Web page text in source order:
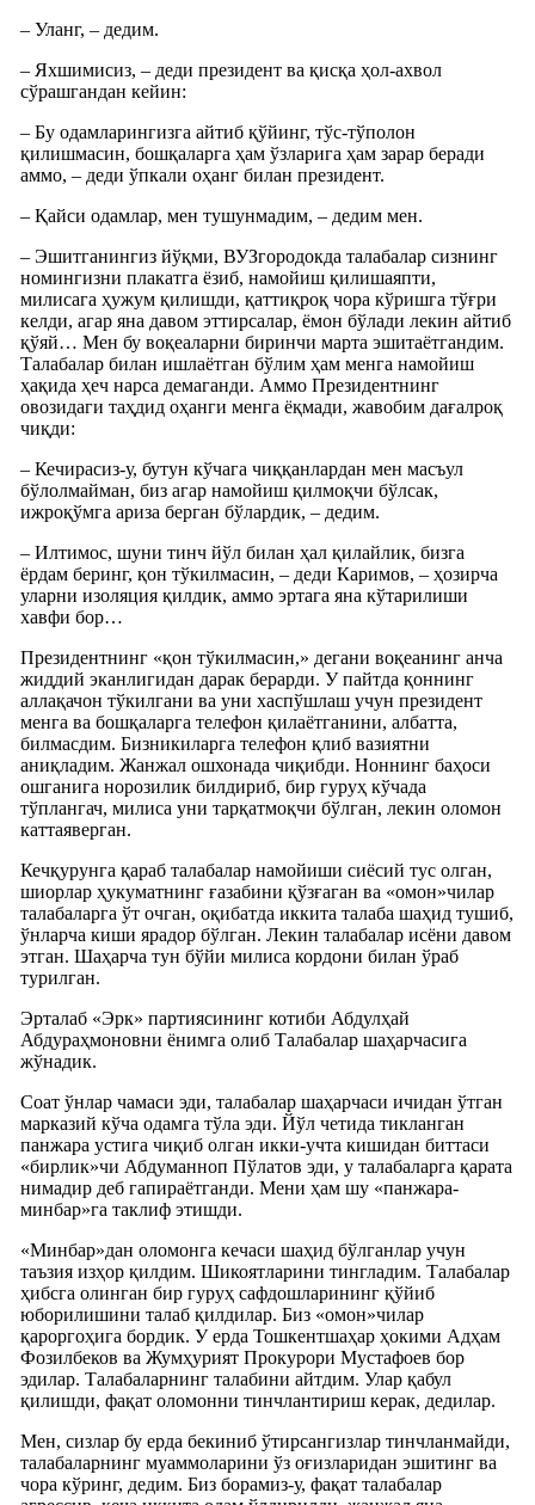
– Уланг, – дедим.
– Яхшимисиз, – деди президент ва қисқа ҳол-ахвол
сўрашгандан кейин:
– Бу одамларингизга айтиб қўйинг, тўс-тўполон
қилишмасин, бошқаларга ҳам ўзларига ҳам зарар беради
аммо, – деди ўпкали оҳанг билан президент.
– Қайси одамлар, мен тушунмадим, – дедим мен.
– Эшитганингиз йўқми, ВУЗгородокда талабалар сизнинг
номингизни плакатга ёзиб, намойиш қилишаяпти,
милисага ҳужум қилишди, қаттиқроқ чора кўришга тўғри
келди, агар яна давом эттирсалар, ёмон бўлади лекин айтиб
қўяй… Мен бу воқеаларни биринчи марта эшитаётгандим.
Талабалар билан ишлаётган бўлим ҳам менга намойиш
ҳақида ҳеч нарса демаганди. Аммо Президентнинг
овозидаги таҳдид оҳанги менга ёқмади, жавобим дағалроқ
чиқди:
– Кечирасиз-у, бутун кўчага чиққанлардан мен масъул
бўлолмайман, биз агар намойиш қилмоқчи бўлсак,
ижроқўмга ариза берган бўлардик, – дедим.
– Илтимос, шуни тинч йўл билан ҳал қилайлик, бизга
ёрдам беринг, қон тўкилмасин, – деди Каримов, – ҳозирча
уларни изоляция қилдик, аммо эртага яна кўтарилиши
хавфи бор…
Президентнинг «қон тўкилмасин,» дегани воқеанинг анча
жиддий эканлигидан дарак берарди. У пайтда қоннинг
аллақачон тўкилгани ва уни хаспўшлаш учун президент
менга ва бошқаларга телефон қилаётганини, албатта,
билмасдим. Бизникиларга телефон қлиб вазиятни
аниқладим. Жанжал ошхонада чиқибди. Ноннинг баҳоси
ошганига норозилик билдириб, бир гуруҳ кўчада
тўплангач, милиса уни тарқатмоқчи бўлган, лекин оломон
каттаяверган.
Кечқурунга қараб талабалар намойиши сиёсий тус олган,
шиорлар ҳукуматнинг ғазабини қўзғаган ва «омон»чилар
талабаларга ўт очган, оқибатда иккита талаба шаҳид тушиб,
ўнларча киши ярадор бўлган. Лекин талабалар исёни давом
этган. Шаҳарча тун бўйи милиса кордони билан ўраб
турилган.
Эрталаб «Эрк» партиясининг котиби Абдулҳай
Абдураҳмоновни ёнимга олиб Талабалар шаҳарчасига
жўнадик.
Соат ўнлар чамаси эди, талабалар шаҳарчаси ичидан ўтган
марказий кўча одамга тўла эди. Йўл четида тикланган
панжара устига чиқиб олган икки-учта кишидан биттаси
«бирлик»чи Абдуманноп Пўлатов эди, у талабаларга қарата
нимадир деб гапираётганди. Мени ҳам шу «панжара-
минбар»га таклиф этишди.
«Минбар»дан оломонга кечаси шаҳид бўлганлар учун
таъзия изҳор қилдим. Шикоятларини тингладим. Талабалар
ҳибсга олинган бир гуруҳ сафдошларининг қўйиб
юборилишини талаб қилдилар. Биз «омон»чилар
қароргоҳига бордик. У ерда Тошкентшаҳар ҳокими Адҳам
Фозилбеков ва Жумҳурият Прокурори Мустафоев бор
эдилар. Талабаларнинг талабини айтдим. Улар қабул
қилишди, фақат оломонни тинчлантириш керак, дедилар.
Мен, сизлар бу ерда бекиниб ўтирсангизлар тинчланмайди,
талабаларнинг муаммоларини ўз оғизларидан эшитинг ва
чора кўринг, дедим. Биз борамиз-у, фақат талабалар